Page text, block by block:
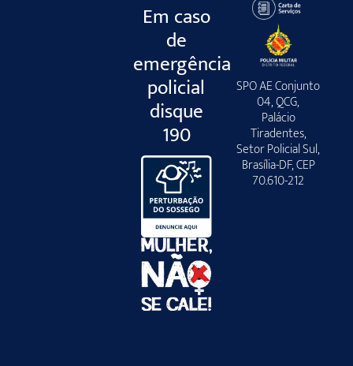
Em caso
de
emergência
policial
disque
190
SPO AE Conjunto
04, QCG,
Palácio
Tiradentes,
Setor Policial Sul,
Brasília-DF, CEP
70.610-212